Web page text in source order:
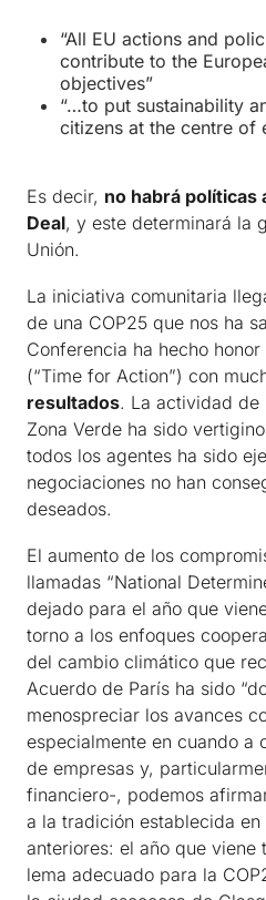
“All EU actions and
contribute to the
objectives”
“…to put sustainability
citizens at the centre of
Es decir, no habrá políticas
Deal, y este determinará la
Unión.
La iniciativa comunitaria
de una COP25 que nos ha
Conferencia ha hecho
(“Time for Action”) con
resultados. La actividad de
Zona Verde ha sido
todos los agentes ha sido
negociaciones no han
deseados.
El aumento de los
llamadas “National
dejado para el año que
torno a los enfoques
del cambio climático que
Acuerdo de París ha sido
menospreciar los avances
especialmente en cuando a
de empresas y,
financiero-, podemos
a la tradición establecida
anteriores: el año que viene
lema adecuado para la